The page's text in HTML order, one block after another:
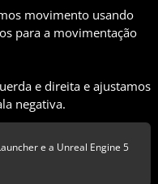
movimento usando
para a movimentação
e direita e ajustamos
negativa.
e a Unreal Engine 5